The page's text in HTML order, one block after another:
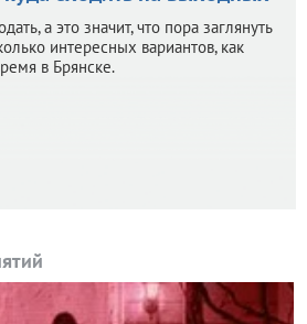
а это значит, что пора заглянуть
интересных вариантов, как
в Брянске.